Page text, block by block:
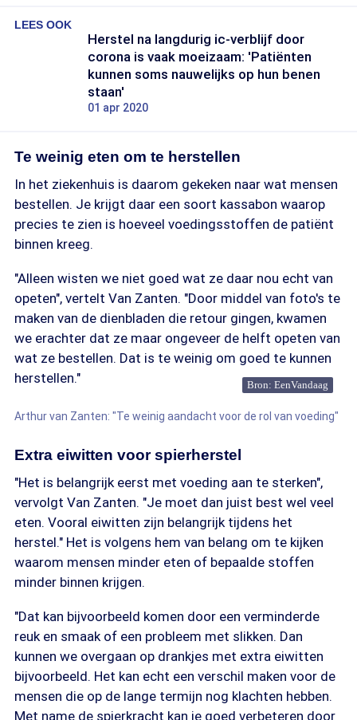
LEES OOK
Herstel na langdurig ic-verblijf door
corona is vaak moeizaam: 'Patiënten
kunnen soms nauwelijks op hun benen
staan'
01 apr 2020
Te weinig eten om te herstellen
In het ziekenhuis is daarom gekeken naar wat mensen
bestellen. Je krijgt daar een soort kassabon waarop
precies te zien is hoeveel voedingsstoffen de patiënt
binnen kreeg.
"Alleen wisten we niet goed wat ze daar nou echt van
opeten", vertelt Van Zanten. "Door middel van foto's te
maken van de dienbladen die retour gingen, kwamen
we erachter dat ze maar ongeveer de helft opeten van
wat ze bestellen. Dat is te weinig om goed te kunnen
herstellen."
Bron: EenVandaag
Arthur van Zanten: "Te weinig aandacht voor de rol van voeding"
Extra eiwitten voor spierherstel
"Het is belangrijk eerst met voeding aan te sterken",
vervolgt Van Zanten. "Je moet dan juist best wel veel
eten. Vooral eiwitten zijn belangrijk tijdens het
herstel." Het is volgens hem van belang om te kijken
waarom mensen minder eten of bepaalde stoffen
minder binnen krijgen.
"Dat kan bijvoorbeeld komen door een verminderde
reuk en smaak of een probleem met slikken. Dan
kunnen we overgaan op drankjes met extra eiwitten
bijvoorbeeld. Het kan echt een verschil maken voor de
mensen die op de lange termijn nog klachten hebben.
Met name de spierkracht kan je goed verbeteren door